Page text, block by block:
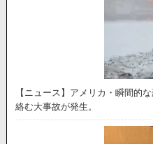
【ニュース】アメリカ・瞬間的
絡む大事故が発生。